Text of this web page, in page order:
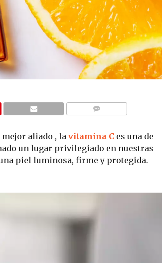
aliado , lavitamina C es una de
un lugar privilegiado en nuestras
piel luminosa, firme y protegida.